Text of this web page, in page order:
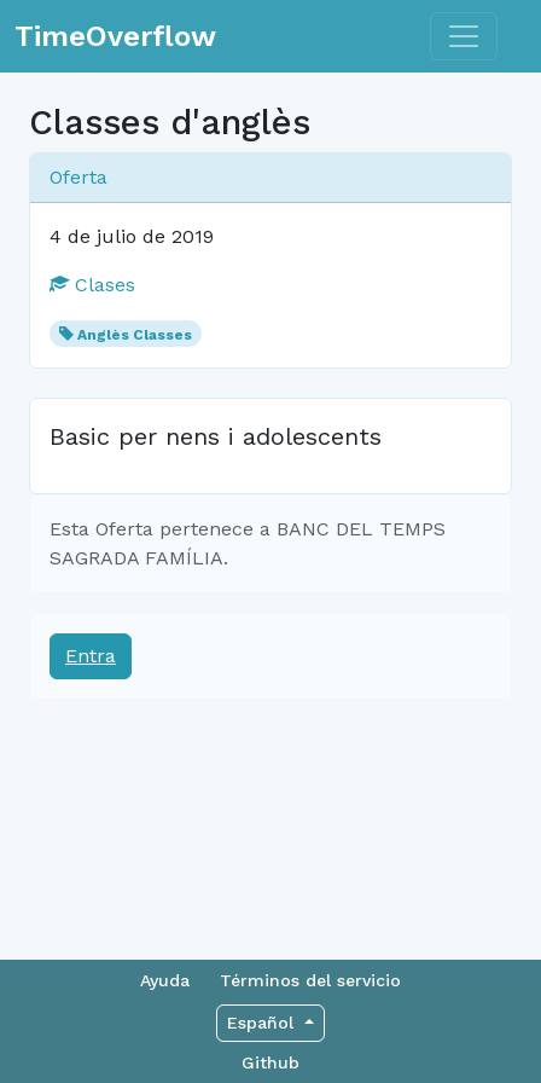
TimeOverflow Toggle
Classes d'anglès
Oferta
4 de julio de 2019
Clases
Anglès Classes
Basic per nens i adolescents
Esta Oferta pertenece a BANC DEL TEMPS
SAGRADA FAMÍLIA.
Entra
Ayuda Términos del servicio
Español
Github